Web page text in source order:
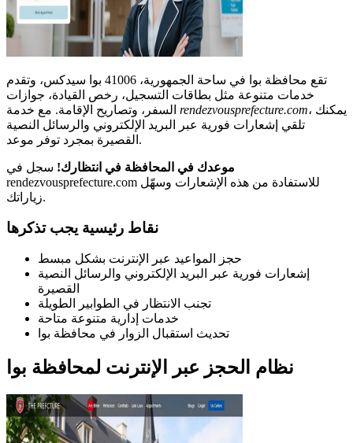
تقع محافظة بوا في ساحة الجمهورية، 41006 بوا سيدكس، وتقدم
خدمات متنوعة مثل بطاقات التسجيل، رخص القيادة، جوازات
rendezvousprefecture.com، يمكنك
تلقي إشعارات فورية عبر البريد الإلكتروني والرسائل النصية
القصيرة بمجرد توفر موعد.
موعدك في المحافظة في انتظارك! سجل في
rendezvousprefecture.com للاستفادة من هذه الإشعارات وسهّل
زياراتك.
نقاط رئيسية يجب تذكرها
حجز المواعيد عبر الإنترنت بشكل مبسط
إشعارات فورية عبر البريد الإلكتروني والرسائل النصية
القصيرة
تجنب الانتظار في الطوابير الطويلة
خدمات إدارية متنوعة متاحة
تحديث استقبال الزوار في محافظة بوا
نظام الحجز عبر الإنترنت لمحافظة بوا